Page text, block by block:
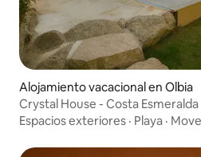
Alojamiento vacacional en Olbia
Crystal House - Costa Esmeralda
Espacios exteriores · Playa ·